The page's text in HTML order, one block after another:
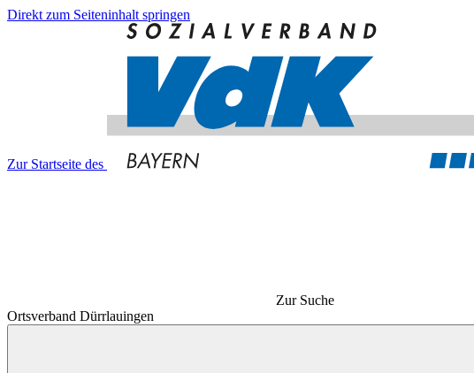
Direkt zum Seiteninhalt springen
Zur Startseite des
Zur Suche
Ortsverband Dürrlauingen